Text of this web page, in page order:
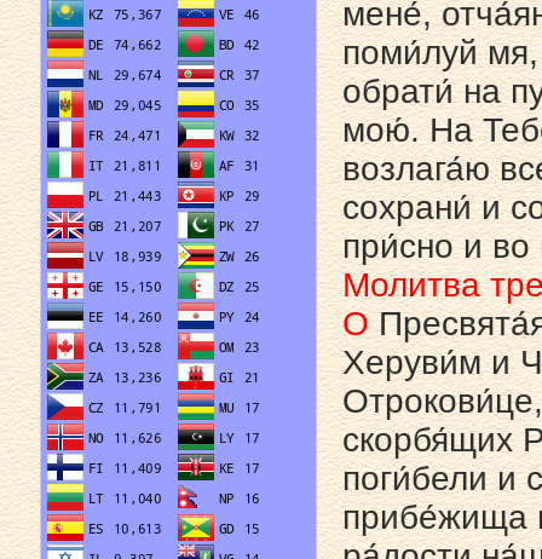
мене́,
поми́луй
обрати́ на
мою́. На
возлага́ю
сохрани́ и
при́сно и во
Молитва
О
Херуви́м и
скорбя́щих
поги́бели и
прибе́жища